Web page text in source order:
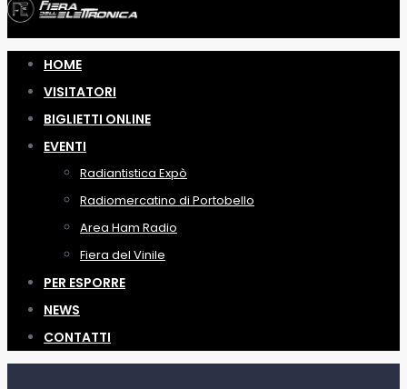
HOME
VISITATORI
BIGLIETTI ONLINE
EVENTI
Radiantistica Expò
Radiomercatino di Portobello
Area Ham Radio
Fiera del Vinile
PER ESPORRE
NEWS
CONTATTI